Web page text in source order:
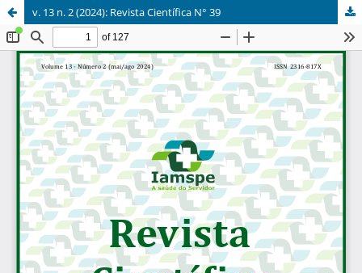
v. 13 n. 2 (2024): Revista Científica N° 39